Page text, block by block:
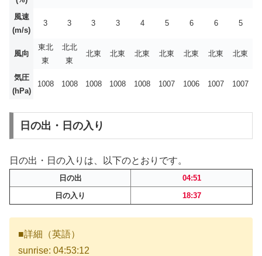
風速
(m/s)
3 3 3 3 4 5 6 6 5
風向
東北
東
北北
東
北東 北東 北東 北東 北東 北東 北東
気圧
(hPa)
1008 1008 1008 1008 1008 1007 1006 1007 1007
日の出・日の入り
日の出・日の入りは、以下のとおりです。
日の出
04:51
日の入り
18:37
■詳細（英語）
sunrise: 04:53:12